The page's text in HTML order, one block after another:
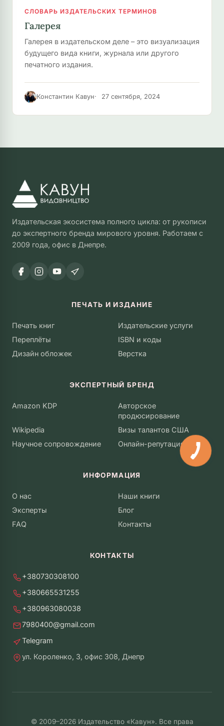
СЛОВАРЬ ИЗДАТЕЛЬСКИХ ТЕРМИНОВ
Галерея
Галерея в издательском деле – это визуализация
будущего вида книги, журнала или другого
печатного издания.
Константин Кавун 27 сентября, 2024
Издательская экосистема полного цикла: от рукописи
до экспертного бренда мирового уровня. Работаем с
2009 года, офис в Днепре.
ПЕЧАТЬ И ИЗДАНИЕ
Печать книг
Издательские услуги
Переплёты
ISBN и коды
Дизайн обложек
Верстка
ЭКСПЕРТНЫЙ БРЕНД
Amazon KDP
Авторское
продюсирование
Wikipedia
Визы талантов США
Научное сопровождение
Онлайн-репутация
ИНФОРМАЦИЯ
О нас
Наши книги
Эксперты
Блог
FAQ
Контакты
КОНТАКТЫ
+380730308100
+380665531255
+380963080038
7980400@gmail.com
Telegram
ул. Короленко, 3, офис 308, Днепр
© 2009–2026 Издательство «Кавун». Все права